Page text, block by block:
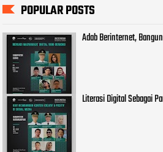
POPULAR POSTS
Adab Berinternet,
Literasi Digital Sebagai